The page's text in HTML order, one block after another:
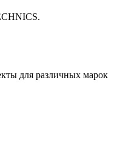
для различных марок